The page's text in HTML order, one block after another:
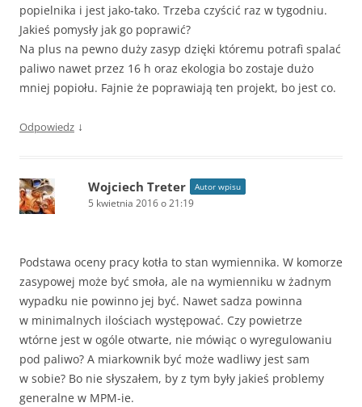
popielnika i jest jako-tako. Trzeba czyścić raz w tygodniu.
Jakieś pomysły jak go poprawić?
Na plus na pewno duży zasyp dzięki któremu potrafi spalać
paliwo nawet przez 16 h oraz ekologia bo zostaje dużo
mniej popiołu. Fajnie że poprawiają ten projekt, bo jest co.
Odpowiedz ↓
Wojciech Treter Autor wpisu
5 kwietnia 2016 o 21:19
Podstawa oceny pracy kotła to stan wymiennika. W komorze
zasypowej może być smoła, ale na wymienniku w żadnym
wypadku nie powinno jej być. Nawet sadza powinna
w minimalnych ilościach występować. Czy powietrze
wtórne jest w ogóle otwarte, nie mówiąc o wyregulowaniu
pod paliwo? A miarkownik być może wadliwy jest sam
w sobie? Bo nie słyszałem, by z tym były jakieś problemy
generalne w MPM-ie.